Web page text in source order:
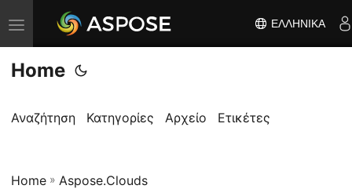
Ε
ν
α
λ
ή
ΕΛΛΗΝΙΚΆ
Home
Αναζήτηση Κατηγορίες Αρχείο Ετικέτες
Home » Aspose.Clouds